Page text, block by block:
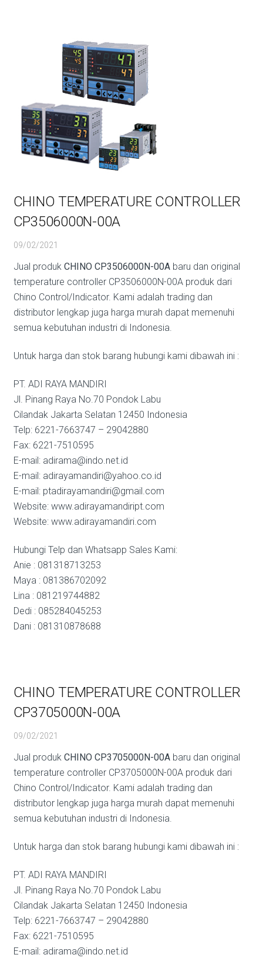
CHINO TEMPERATURE CONTROLLER
CP3506000N-00A
09/02/2021
Jual produk CHINO CP3506000N-00Abaru dan original
temperature controller CP3506000N-00A produk dari
Chino Control/Indicator. Kami adalah trading dan
distributor lengkap juga harga murah dapat memenuhi
semua kebutuhan industri di Indonesia.
Untuk harga dan stok barang hubungi kami dibawah ini :
PT. ADI RAYA MANDIRI
Jl. Pinang Raya No.70 Pondok Labu
Cilandak Jakarta Selatan 12450 Indonesia
Telp: 6221-7663747 – 29042880
Fax: 6221-7510595
E-mail: adirama@indo.net.id
E-mail: adirayamandiri@yahoo.co.id
E-mail: ptadirayamandiri@gmail.com
Website: www.adirayamandiript.com
Website: www.adirayamandiri.com
Hubungi Telp dan Whatsapp Sales Kami:
Anie : 081318713253
Maya : 081386702092
Lina : 081219744882
Dedi : 085284045253
Dani : 081310878688
CHINO TEMPERATURE CONTROLLER
CP3705000N-00A
09/02/2021
Jual produk CHINO CP3705000N-00Abaru dan original
temperature controller CP3705000N-00A produk dari
Chino Control/Indicator. Kami adalah trading dan
distributor lengkap juga harga murah dapat memenuhi
semua kebutuhan industri di Indonesia.
Untuk harga dan stok barang hubungi kami dibawah ini :
PT. ADI RAYA MANDIRI
Jl. Pinang Raya No.70 Pondok Labu
Cilandak Jakarta Selatan 12450 Indonesia
Telp: 6221-7663747 – 29042880
Fax: 6221-7510595
E-mail: adirama@indo.net.id